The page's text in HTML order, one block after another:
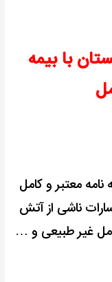
با بیمه
نامه معتبر و کامل
ناشی از آتش
غیر طبیعی و …